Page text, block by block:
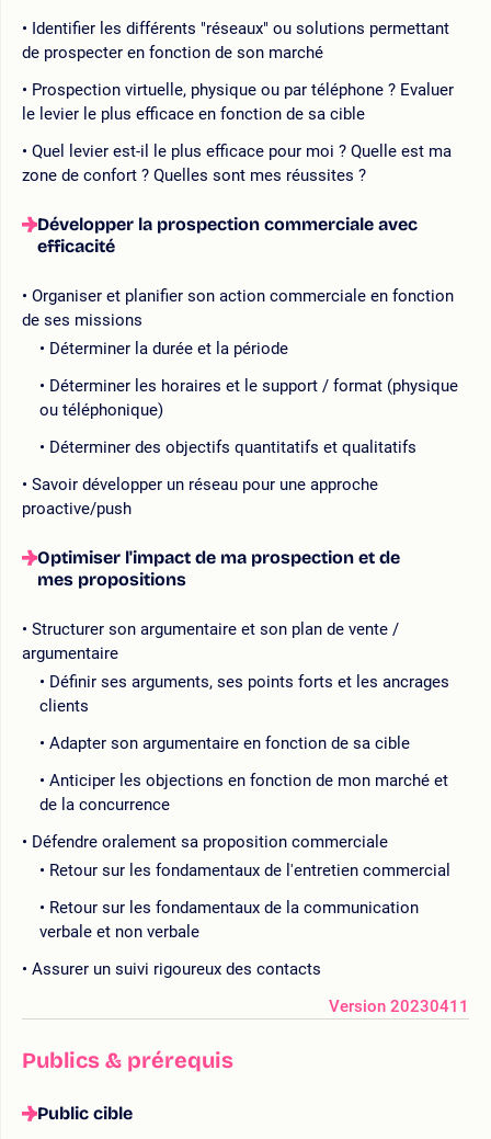
Identifier les différents "réseaux" ou solutions permettant
de prospecter en fonction de son marché
Prospection virtuelle, physique ou par téléphone ? Evaluer
le levier le plus efficace en fonction de sa cible
Quel levier est-il le plus efficace pour moi ? Quelle est ma
zone de confort ? Quelles sont mes réussites ?
Développer la prospection commerciale avec
efficacité
Organiser et planifier son action commerciale en fonction
de ses missions
Déterminer la durée et la période
Déterminer les horaires et le support / format (physique
ou téléphonique)
Déterminer des objectifs quantitatifs et qualitatifs
Savoir développer un réseau pour une approche
proactive/push
Optimiser l'impact de ma prospection et de
mes propositions
Structurer son argumentaire et son plan de vente /
argumentaire
Définir ses arguments, ses points forts et les ancrages
clients
Adapter son argumentaire en fonction de sa cible
Anticiper les objections en fonction de mon marché et
de la concurrence
Défendre oralement sa proposition commerciale
Retour sur les fondamentaux de l'entretien commercial
Retour sur les fondamentaux de la communication
verbale et non verbale
Assurer un suivi rigoureux des contacts
Version 20230411
Publics & prérequis
Public cible